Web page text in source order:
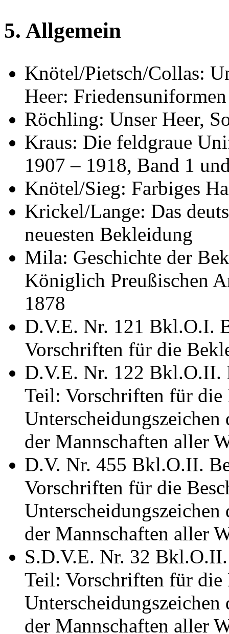
5. Allgemein
Knötel/Pietsch/Collas:
Heer:
Röchling: Unser Heer,
Kraus: Die feldgraue
1907 – 1918, Band 1
Knötel/Sieg: Farbiges
Krickel/Lange: Das
neuesten Bekleidung
Mila: Geschichte der
Königlich Preußischen
1878
D.V.E. Nr. 121 Bkl.O.I.
Vorschriften für die
D.V.E. Nr. 122 Bkl.O.II.
Teil: Vorschriften für die
der Mannschaften aller
D.V. Nr. 455 Bkl.O.II.
Vorschriften für die
der Mannschaften aller
S.D.V.E. Nr. 32
Teil: Vorschriften für die
der Mannschaften aller